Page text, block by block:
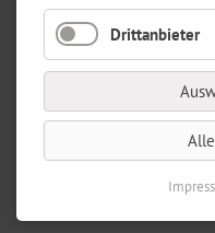
Drittanbieter